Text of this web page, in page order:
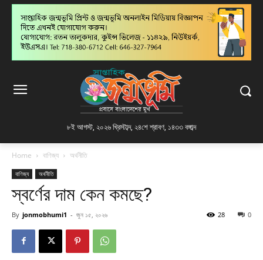
৮ই আগস্ট, ২০২৬ খ্রিস্টাব্দ, ২৪শে শ্রাবণ, ১৪৩৩ বঙ্গাব্দ
Home বাণিজ্য অর্থনীতি
বাণিজ্য অর্থনীতি
স্বর্ণের দাম কেন কমছে?
By jonmobhumi1 - জুন ১৫, ২০২৬ 0
28